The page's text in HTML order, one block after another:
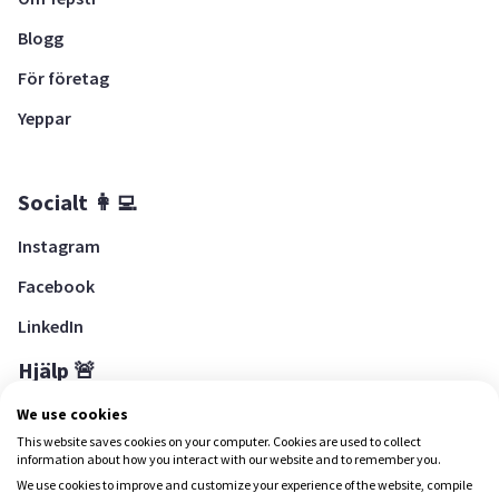
Blogg
För företag
Yeppar
Socialt 👩‍💻
Instagram
Facebook
LinkedIn
Hjälp 🚨
Hjälpcenter
We use cookies
This website saves cookies on your computer. Cookies are used to collect
information about how you interact with our website and to remember you.
We use cookies to improve and customize your experience of the website, compile